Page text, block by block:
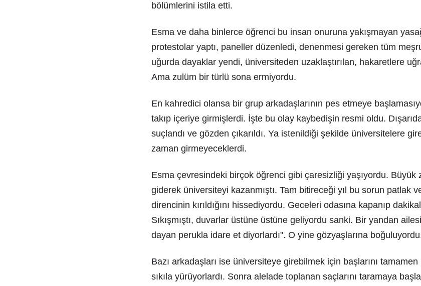
bölümlerini istila etti.
Esma ve daha binlerce öğrenci bu insan onuruna yakışmayan
protestolar yaptı, paneller düzenledi, denenmesi gereken tüm
uğurda dayaklar yendi, üniversiteden uzaklaştırılan, hakaretlere
Ama zulüm bir türlü sona ermiyordu.
En kahredici olansa bir grup arkadaşlarının pes etmeye
takıp içeriye girmişlerdi. İşte bu olay kaybedişin resmi oldu.
suçlandı ve gözden çıkarıldı. Ya istenildiği şekilde üniversitelere
zaman girmeyeceklerdi.
Esma çevresindeki birçok öğrenci gibi çaresizliği yaşıyordu. Büyük
giderek üniversiteyi kazanmıştı. Tam bitireceği yıl bu sorun patlak
direncinin kırıldığını hissediyordu. Geceleri odasına kapanıp
Sıkışmıştı, duvarlar üstüne üstüne geliyordu sanki. Bir yandan
dayan perukla idare et diyorlardı". O yine gözyaşlarına
Bazı arkadaşları ise üniversiteye girebilmek için başlarını
sıkıla yürüyorlardı. Sonra alelade toplanan saçlarını taramaya